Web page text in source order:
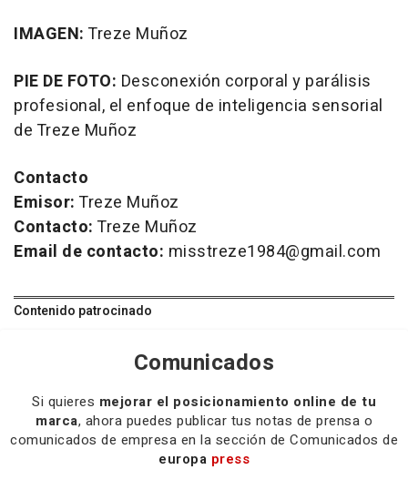
IMAGEN: Treze Muñoz
PIE DE FOTO: Desconexión corporal y parálisis
profesional, el enfoque de inteligencia sensorial
de Treze Muñoz
Contacto
Emisor: Treze Muñoz
Contacto: Treze Muñoz
Email de contacto: misstreze1984@gmail.com
Contenido patrocinado
Comunicados
Si quieres mejorar el posicionamiento online de tu
marca, ahora puedes publicar tus notas de prensa o
comunicados de empresa en la sección de Comunicados de
europa press